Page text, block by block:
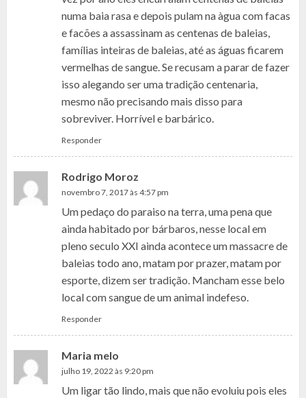
numa baia rasa e depois pulam na àgua com facas
e facões a assassinam as centenas de baleias,
famílias inteiras de baleias, até as águas ficarem
vermelhas de sangue. Se recusam a parar de fazer
isso alegando ser uma tradição centenaria,
mesmo não precisando mais disso para
sobreviver. Horrível e barbárico.
Responder
Rodrigo Moroz
novembro 7, 2017 às 4:57 pm
Um pedaço do paraiso na terra, uma pena que
ainda habitado por bárbaros, nesse local em
pleno seculo XXI ainda acontece um massacre de
baleias todo ano, matam por prazer, matam por
esporte, dizem ser tradição. Mancham esse belo
local com sangue de um animal indefeso.
Responder
Maria melo
julho 19, 2022 às 9:20 pm
Um ligar tão lindo, mais que não evoluiu pois eles